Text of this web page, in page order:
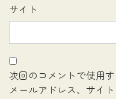
サイト
次回のコメントで使用
メールアドレス、サイト